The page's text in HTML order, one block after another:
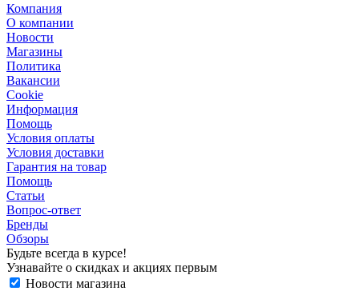
Компания
О компании
Новости
Магазины
Политика
Вакансии
Сookie
Информация
Помощь
Условия оплаты
Условия доставки
Гарантия на товар
Помощь
Статьи
Вопрос-ответ
Бренды
Обзоры
Будьте всегда в курсе!
Узнавайте о скидках и акциях первым
Новости магазина